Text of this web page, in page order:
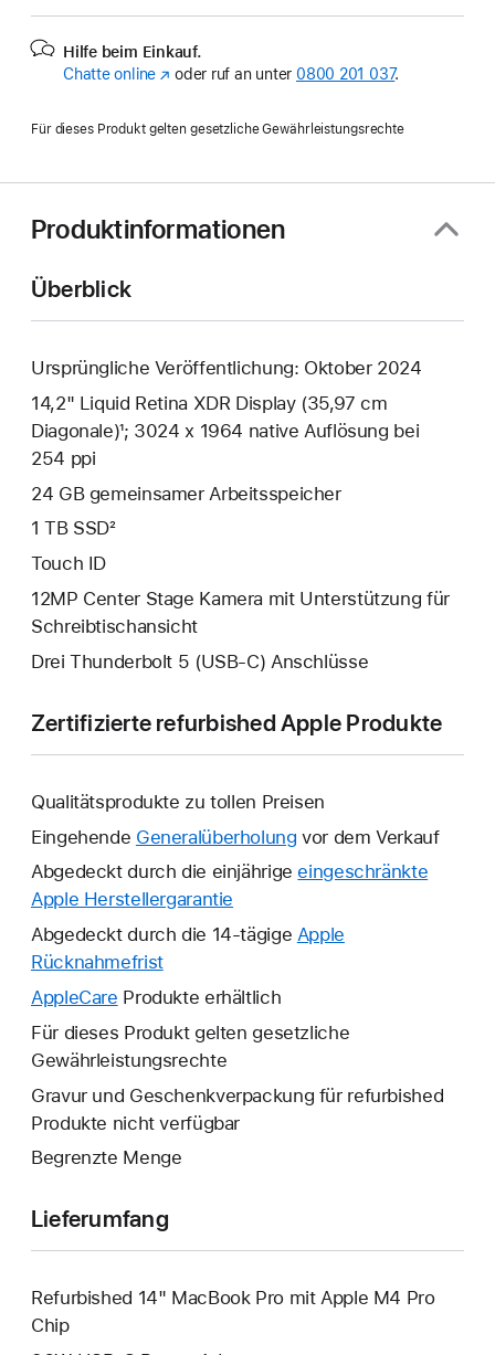
Hilfe beim Einkauf.
Chatte online (Öffnet
Fenster)
oder ruf an unter 0800 201 037.
Für dieses Produkt gelten gesetzliche Gewährleistungsrechte
Produktinformationen
Überblick
Ursprüngliche Veröffentlichung: Oktober 2024
14,2" Liquid Retina XDR Display (35,97 cm
Diagonale)¹; 3024 x 1964 native Auflösung bei
254 ppi
24 GB gemeinsamer Arbeitsspeicher
1 TB SSD²
Touch ID
12MP Center Stage Kamera mit Unterstützung für
Schreibtischansicht
Drei Thunderbolt 5 (USB‑C) Anschlüsse
Zertifizierte refurbished Apple Produkte
Qualitätsprodukte zu tollen Preisen
Eingehende Generalüberholung vor dem Verkauf
Abgedeckt durch die einjährige eingeschränkte
Apple Herstellergarantie
neues
geöffnet.
Abgedeckt durch die 14-tägige Apple
RücknahmefristEin
neues
wird
geöffnet.
AppleCare Ein
neues
Fenster
geöffnet.
Produkte erhältlich
Für dieses Produkt gelten gesetzliche
Gewährleistungsrechte
Gravur und Geschenkverpackung für refurbished
Produkte nicht verfügbar
Begrenzte Menge
Lieferumfang
Refurbished 14" MacBook Pro mit Apple M4 Pro
Chip